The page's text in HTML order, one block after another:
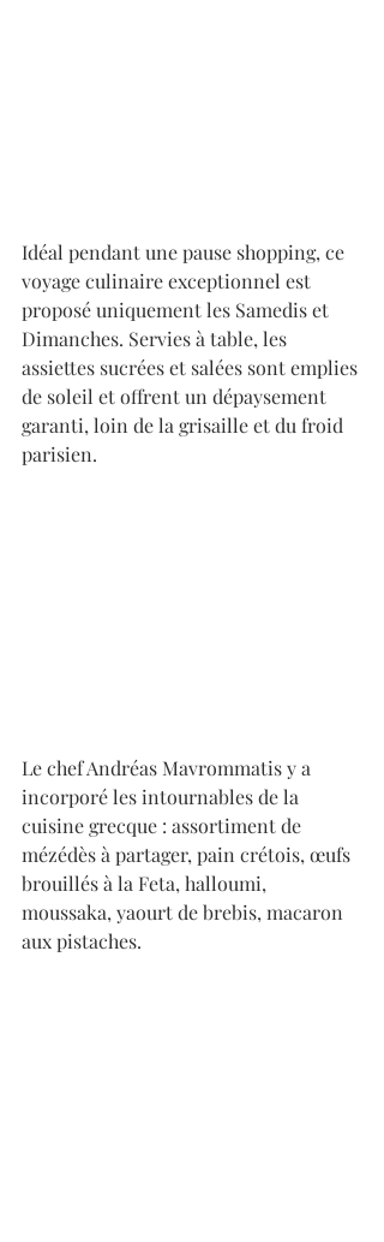
Idéal pendant une pause shopping, ce
voyage culinaire exceptionnel est
proposé uniquement les Samedis et
Dimanches. Servies à table, les
assiettes sucrées et salées sont emplies
de soleil et offrent un dépaysement
garanti, loin de la grisaille et du froid
parisien.
Le chef Andréas Mavrommatis y a
incorporé les intournables de la
cuisine grecque : assortiment de
mézédès à partager, pain crétois, œufs
brouillés à la Feta, halloumi,
moussaka, yaourt de brebis, macaron
aux pistaches.